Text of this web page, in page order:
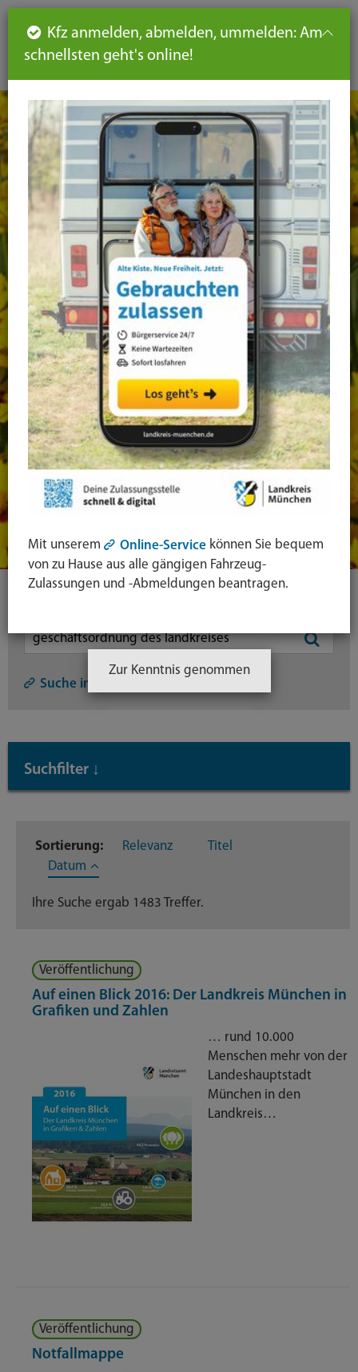
DE
Taste
Suche in leichter Sprache
Suchfilter ↓
Dateien
Nachrichten
Themenseite
16
Sortierung: Relevanz
Titel
Datum
Ihre Suche ergab 1483 Treffer.
Veröffentlichung
Auf einen Blick 2016: Der Landkreis München in
Grafiken und Zahlen
… rund 10.000
Menschen mehr von der
Landeshauptstadt
München in den
Landkreis…
Veröffentlichung
Notfallmappe
Seiteninhalt
Hauptnavigation
Seitennavigation
leichte
Sprache
Kfz anmelden, abmelden, ummelden: Am
schnellsten geht's online!
Mit unserem Online-Service können Sie bequem
von zu Hause aus alle gängigen Fahrzeug-
Zulassungen und -Abmeldungen beantragen.
Zur Kenntnis genommen